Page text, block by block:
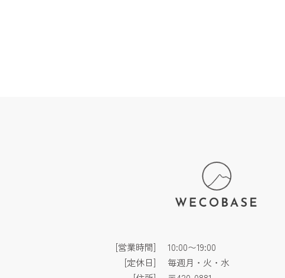
[営業時間]
10:00〜19:00
[定休日]
毎週月・火・水